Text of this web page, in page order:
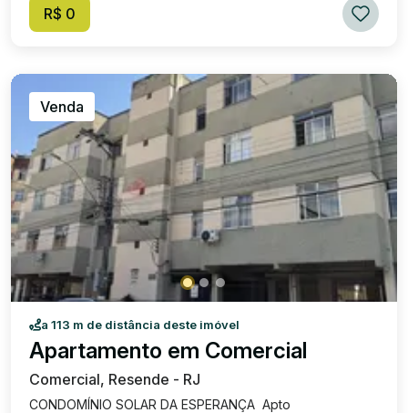
R$ 0
Venda
a 113 m de distância deste imóvel
Apartamento em Comercial
Comercial, Resende - RJ
CONDOMÍNIO SOLAR DA ESPERANÇA Apto